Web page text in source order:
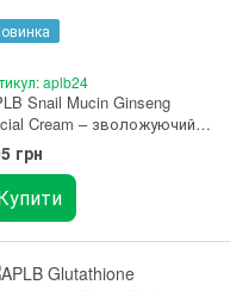
aplb24
Snail Mucin Ginseng
Cream – зволожуючий
з муцином равлика і
55 мл
грн